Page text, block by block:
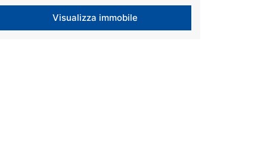
Visualizza immobile